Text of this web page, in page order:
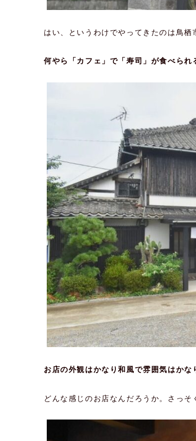
はい、というわけでやってきたのは鳥栖
何やら「カフェ」で「寿司」が食べられ
お店の外観はかなり和風で雰囲気はかな
どんな感じのお店なんだろうか。さっそ